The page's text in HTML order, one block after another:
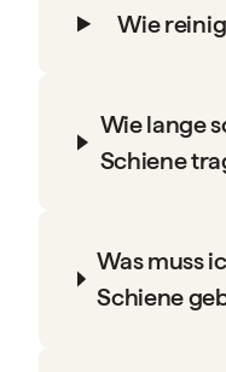
Wie
Wie lange
Schiene
Was muss
Schiene